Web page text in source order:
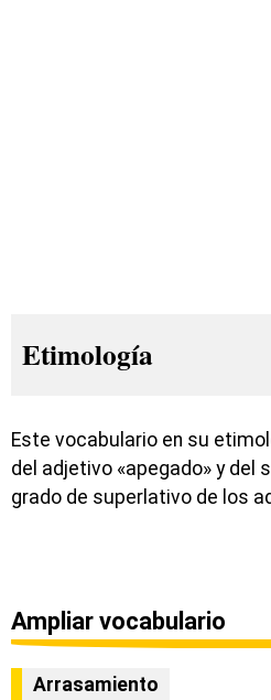
Etimología
Este vocabulario en su
del adjetivo «apegado» y del
grado de superlativo de los
Ampliar vocabulario
Arrasamiento